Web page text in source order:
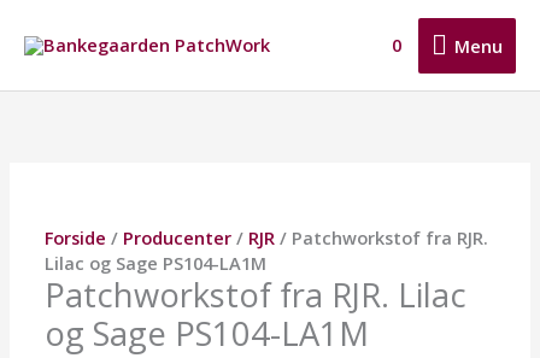
indholdet
Menu
Menu
0
Forside / Producenter / RJR / Patchworkstof fra RJR.
Lilac og Sage PS104-LA1M
Patchworkstof fra RJR. Lilac
og Sage PS104-LA1M
Sage
PS104-
LA1M
antal
Mulighederne
kan
vælges
på
varesiden
Mulighederne
kan
vælges
på
varesiden
Mulighederne
kan
vælges
på
varesiden